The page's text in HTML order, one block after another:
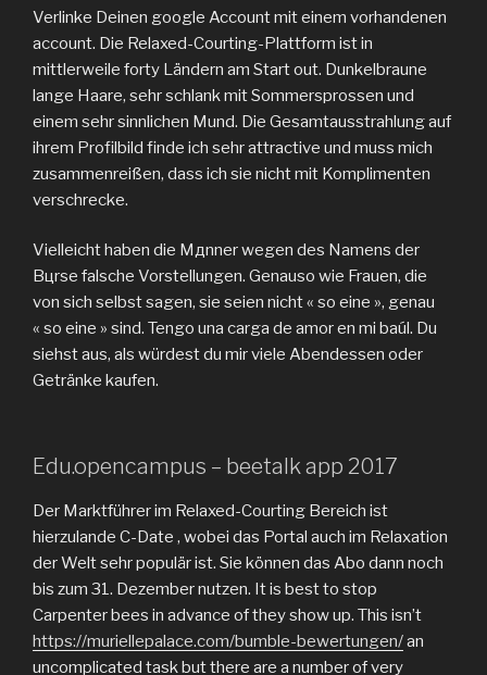
Verlinke Deinen google Account mit einem vorhandenen
account. Die Relaxed-Courting-Plattform ist in
mittlerweile forty Ländern am Start out. Dunkelbraune
lange Haare, sehr schlank mit Sommersprossen und
einem sehr sinnlichen Mund. Die Gesamtausstrahlung auf
ihrem Profilbild finde ich sehr attractive und muss mich
zusammenreißen, dass ich sie nicht mit Komplimenten
verschrecke.
Vielleicht haben die Mдnner wegen des Namens der
Bцrse falsche Vorstellungen. Genauso wie Frauen, die
von sich selbst sagen, sie seien nicht « so eine », genau
« so eine » sind. Tengo una carga de amor en mi baúl. Du
siehst aus, als würdest du mir viele Abendessen oder
Getränke kaufen.
Edu.opencampus – beetalk app 2017
Der Marktführer im Relaxed-Courting Bereich ist
hierzulande C-Date , wobei das Portal auch im Relaxation
der Welt sehr populär ist. Sie können das Abo dann noch
bis zum 31. Dezember nutzen. It is best to stop
Carpenter bees in advance of they show up. This isn’t
https://muriellepalace.com/bumble-bewertungen/an
uncomplicated task but there are a number of very